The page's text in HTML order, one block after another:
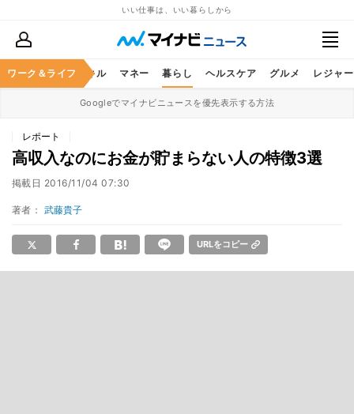
いい仕事は、いい暮らしから
ワーク＆ライフ
ア ビジネススキル マネー 暮らし ヘルスケア グルメ レジャー
Googleでマイナビニュースを優先表示する方法
レポート
高収入なのにお金が貯まらない人の特徴3選
掲載日 2016/11/04 07:30
著者： 武藤貴子
URLをコピー